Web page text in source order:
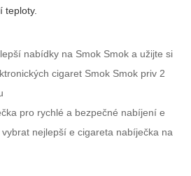
teploty.
nabídky na Smok Smok a užijte si
cigaret Smok Smok priv 2
pro rychlé a bezpečné nabíjení e
nejlepší e cigareta nabíječka na